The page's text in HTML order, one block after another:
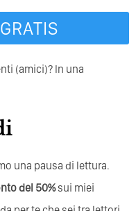
(amici)? In una
una pausa di lettura.
del 50%sui miei